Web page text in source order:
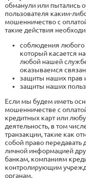
обманули или пытались
пользователя каким-
мошенничество с
такие действия
соблюдения любого
который касается
любой нашей
оказываемся
защиты наших прав
защиты наших
Если мы будем иметь
мошенничестве с
кредитных карт или
деятельность, в том
транзакции, такие как
собой право
личной информацией
банкам, компаниям
контролирующим
органам.